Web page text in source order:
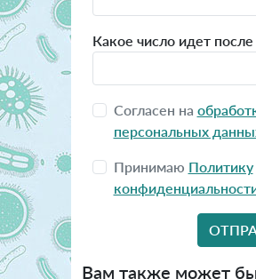
Какое число идет после
Согласен на
персональных
Принимаю Политику
Вам также может